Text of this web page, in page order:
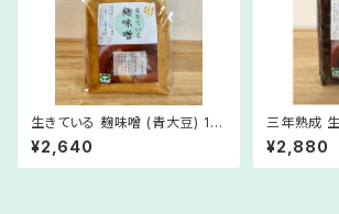
生きている 麹味噌 (青大豆) 1K
g
¥2,640
三年熟成
豆) 1Kg
¥2,880